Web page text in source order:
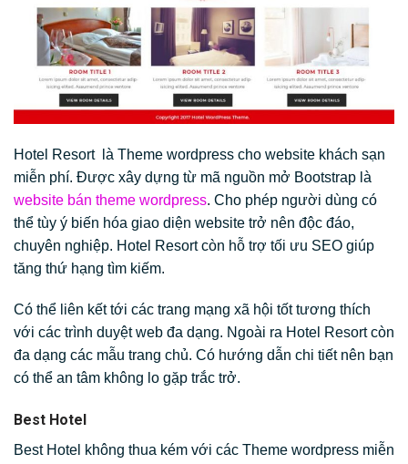
Hotel Resort là Theme wordpress cho website khách sạn
miễn phí. Được xây dựng từ mã nguồn mở Bootstrap là
website bán theme wordpress. Cho phép người dùng có
thể tùy ý biến hóa giao diện website trở nên độc đáo,
chuyên nghiệp. Hotel Resort còn hỗ trợ tối ưu SEO giúp
tăng thứ hạng tìm kiếm.
Có thể liên kết tới các trang mạng xã hội tốt tương thích
với các trình duyệt web đa dạng. Ngoài ra Hotel Resort còn
đa dạng các mẫu trang chủ. Có hướng dẫn chi tiết nên bạn
có thể an tâm không lo gặp trắc trở.
Best Hotel
Best Hotel không thua kém với các Theme wordpress miễn